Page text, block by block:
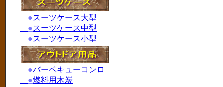
●スーツケース大型
●スーツケース中型
●スーツケース小型
●バーベキューコンロ
●燃料用木炭